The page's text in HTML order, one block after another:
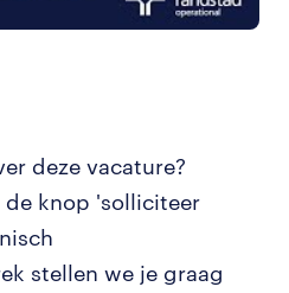
deze vacature?
de knop 'solliciteer
stellen we je graag